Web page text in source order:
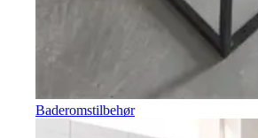
Baderomstilbehør